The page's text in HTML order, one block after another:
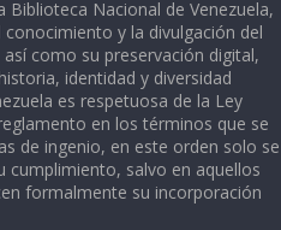
Nacional de Venezuela,
y la divulgación del
como su preservación digital,
identidad y diversidad
es respetuosa de la Ley
en los términos que se
de ingenio, en este orden solo se
cumplimiento, salvo en aquellos
formalmente su incorporación